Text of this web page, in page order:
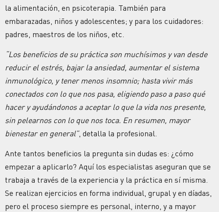
la alimentación, en psicoterapia. También para
embarazadas, niños y adolescentes; y para los cuidadores:
padres, maestros de los niños, etc.
“Los beneficios de su práctica son muchísimos y van desde
reducir el estrés, bajar la ansiedad, aumentar el sistema
inmunológico, y tener menos insomnio; hasta vivir más
conectados con lo que nos pasa, eligiendo paso a paso qué
hacer y ayudándonos a aceptar lo que la vida nos presente,
sin pelearnos con lo que nos toca. En resumen, mayor
bienestar en general”, detalla la profesional.
Ante tantos beneficios la pregunta sin dudas es: ¿cómo
empezar a aplicarlo? Aquí los especialistas aseguran que se
trabaja a través de la experiencia y la práctica en sí misma.
Se realizan ejercicios en forma individual, grupal y en díadas,
pero el proceso siempre es personal, interno, y a mayor